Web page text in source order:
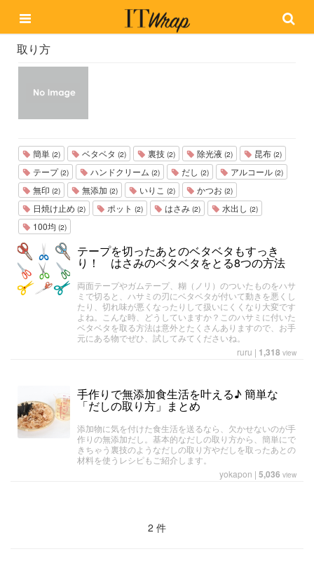
取り方
簡単 (2) ベタベタ (2) 裏技 (2) 除光液 (2) 昆布 (2)
テープ(2) ハンドクリーム (2) だし (2) アルコール (2)
無印 (2) 無添加 (2) いりこ (2) かつお (2)
日焼け止め (2) ポット (2) はさみ (2) 水出し (2)
100均 (2)
テープを切ったあとのベタベタもすっき
り！ はさみのベタベタをとる8つの方法
両面テープやガムテープ、糊（ノリ）のついたものをハサ
ミで切ると、ハサミの刃にベタベタが付いて動きを悪くし
たり、切れ味が悪くなったりして扱いにくくなり大変です
よね。こんな時、どうしていますか？このハサミに付いた
ベタベタを取る方法は意外とたくさんありますので、お手
元にある物でぜひ、試してみてくださいね。
ruru | 1,318 view
手作りで無添加食生活を叶える♪ 簡単な
「だしの取り方」まとめ
添加物に気を付けた食生活を送るなら、欠かせないのが手
作りの無添加だし。基本的なだしの取り方から、簡単にで
きちゃう裏技のようなだしの取り方やだしを取ったあとの
材料を使うレシピもご紹介します。
yokapon | 5,036 view
2 件